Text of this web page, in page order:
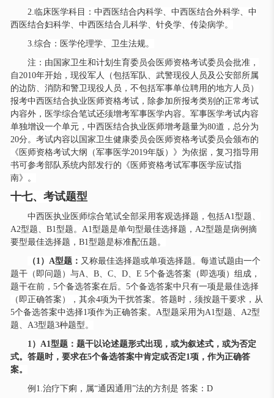
2.临床医学科目：中西医结合内科学、中西医结合外科学、中
西医结合妇科学、中西医结合儿科学、针灸学、传染病学。
3.综合：医学伦理学、卫生法规。
注：由国家卫生和计划生育委员会医师资格考试委员会批准，
自 2010年开始，现役军人（包括军队、武警现役人员及公安部所属
的边防、消防和警卫现役人员，不包括军事单位聘用的地方人员）
报考中西医结合执业医师资格考试，除参加所报考类别的正常考试
内容外，医学综合笔试还须增考军事医学内容。军事医学考试内容
单独增设一个单元，中西医结合执业医师增考题量为80道，总分为
20分。考试内容以国家卫生健康委员会医师资格考试委员会颁布的
《医师资格考试大纲（军事医学2019年版）》为依据，复习指导用
书可参考部队系统内部发行的《医师资格考试军事医学应试指
南》。
十七、考试题型
中西医执业医师综合笔试全部采用客观选择题，包括A1型题、
A2型题、B1型题。A1型题是单句型最佳选择题，A2型题是病例摘
要型最佳选择题，B1型题是标准配伍题。
（1）A型题： 又称最佳选择题或单项选择题。每道试题由一个
题干（即问题）与A、B、C、D、E 5个备选答案（即选项）组成，
题干在前，5个备选答案在后。5个备选答案中只有一项是最佳选择
（即正确答案），其余4项为干扰答案。答题时，须按题干要求，从
5个备选答案中选择1项作为正确答案。A型题采用为A1型题、A2型
题、A3型题3种题型。
1）A1型题：题干以论述题形式出现，或为叙述式，或为否定
式。答题时，要求在5个备选答案中肯定或否定1项，作为正确答
案。
例 1.治疗下痢，属“通因通用”法的方剂是 答案：D